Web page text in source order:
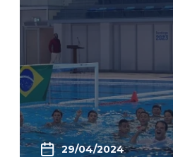
29/04/2024